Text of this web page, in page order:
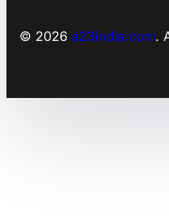
© 2026 a23india.com.